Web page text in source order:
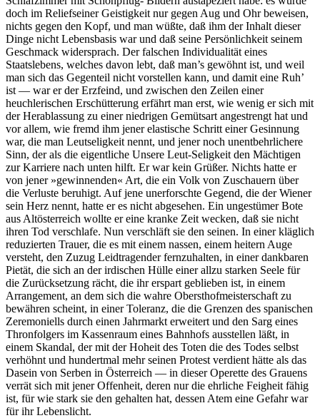
doch im Reliefseiner Geistigkeit nur gegen Aug und Ohr beweisen,
nichts gegen den Kopf, und man wüßte, daß ihm der Inhalt dieser
Dinge nicht Lebensbasis war und daß seine Persönlichkeit seinem
Geschmack widersprach. Der falschen Individualität eines
Staatslebens, welches davon lebt, daß man’s gewöhnt ist, und weil
man sich das Gegenteil nicht vorstellen kann, und damit eine Ruh’
ist — war er der Erzfeind, und zwischen den Zeilen einer
heuchlerischen Erschütterung erfährt man erst, wie wenig er sich mit
der Herablassung zu einer niedrigen Gemütsart angestrengt hat und
vor allem, wie fremd ihm jener elastische Schritt einer Gesinnung
war, die man Leutseligkeit nennt, und jener noch unentbehrlichere
Sinn, der als die eigentliche Unsere Leut-Seligkeit den Mächtigen
zur Karriere nach unten hilft. Er war kein Grüßer. Nichts hatte er
von jener »gewinnenden« Art, die ein Volk von Zuschauern über
die Verluste beruhigt. Auf jene unerforschte Gegend, die der Wiener
sein Herz nennt, hatte er es nicht abgesehen. Ein ungestümer Bote
aus Altösterreich wollte er eine kranke Zeit wecken, daß sie nicht
ihren Tod verschlafe. Nun verschläft sie den seinen. In einer kläglich
reduzierten Trauer, die es mit einem nassen, einem heitern Auge
versteht, den Zuzug Leidtragender fernzuhalten, in einer dankbaren
Pietät, die sich an der irdischen Hülle einer allzu starken Seele für
die Zurücksetzung rächt, die ihr erspart geblieben ist, in einem
Arrangement, an dem sich die wahre Obersthofmeisterschaft zu
bewähren scheint, in einer Toleranz, die die Grenzen des spanischen
Zeremoniells durch einen Jahrmarkt erweitert und den Sarg eines
Thronfolgers im Kassenraum eines Bahnhofs ausstellen läßt, in
einem Skandal, der mit der Hoheit des Toten die des Todes selbst
verhöhnt und hundertmal mehr seinen Protest verdient hätte als das
Dasein von Serben in Österreich — in dieser Operette des Grauens
verrät sich mit jener Offenheit, deren nur die ehrliche Feigheit fähig
ist, für wie stark sie den gehalten hat, dessen Atem eine Gefahr war
für ihr Lebenslicht.